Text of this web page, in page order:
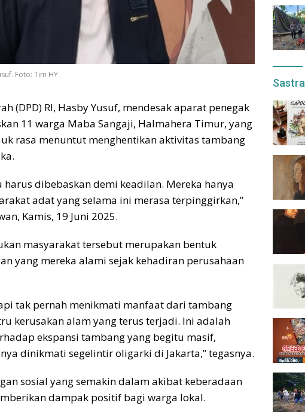
Foto: Tim HY
(DPD) RI, Hasby Yusuf, mendesak aparat penegak
11 warga Maba Sangaji, Halmahera Timur, yang
rasa menuntut menghentikan aktivitas tambang
harus dibebaskan demi keadilan. Mereka hanya
adat yang selama ini merasa terpinggirkan,”
Kamis, 19 Juni 2025.
masyarakat tersebut merupakan bentuk
yang mereka alami sejak kehadiran perusahaan
tak pernah menikmati manfaat dari tambang
kerusakan alam yang terus terjadi. Ini adalah
ekspansi tambang yang begitu masif,
dinikmati segelintir oligarki di Jakarta,” tegasnya.
sosial yang semakin dalam akibat keberadaan
dampak positif bagi warga lokal.
Sastra